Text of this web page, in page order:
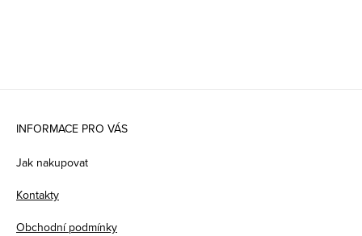
INFORMACE PRO VÁS
Jak nakupovat
Kontakty
Obchodní podmínky